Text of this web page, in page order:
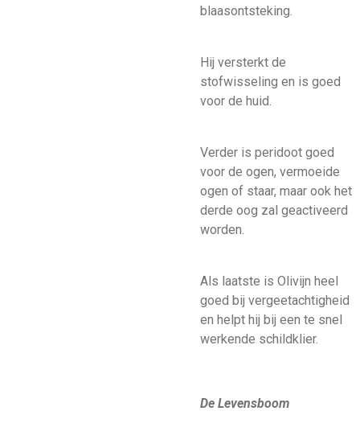
blaasontsteking.
Hij versterkt de
stofwisseling en is goed
voor de huid.
Verder is peridoot goed
voor de ogen, vermoeide
ogen of staar, maar ook het
derde oog zal geactiveerd
worden.
Als laatste is Olivijn heel
goed bij vergeetachtigheid
en helpt hij bij een te snel
werkende schildklier.
De Levensboom